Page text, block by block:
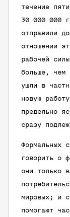
течение
30 000 000
отправили
отношении
рабочей
больше, чем
ушли в
новую
предельно
сразу
Формальных
говорить о
они только
мировых; и
помогают